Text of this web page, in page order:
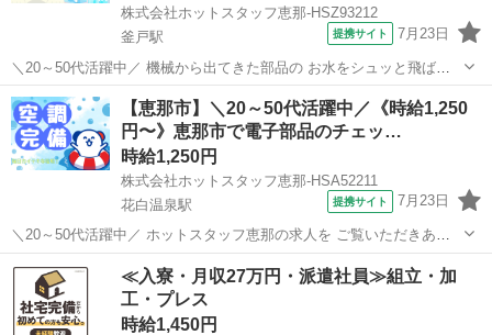
株式会社ホットスタッフ恵那-HSZ93212
釜戸駅
提携サイト 7月23日
＼20～50代活躍中／ 機械から出てきた部品の お水をシュッと飛ばし
たり◎ キズがないかチェックして、箱に詰めていく 簡単な繰り返し作
業です! サポート体制バツグン!★ 『未経験から挑戦したい』 『製造の
お仕事に興味がある...
岐阜 恵那市 釜戸駅
【恵那市】＼20～50代活躍中／《時給1,250
円〜》恵那市で電子部品のチェッ…
時給1,250円
株式会社ホットスタッフ恵那-HSA52211
花白温泉駅
提携サイト 7月23日
＼20～50代活躍中／ ホットスタッフ恵那の求人を ご覧いただきあり
がとうございます▼・ω・▽ / 日勤帯でも相談可能!! ＼ 冷暖房完備で
環境良し◎ 大人数での作業ではありません! 一人作業になることもあ
るので ...
岐阜 恵那市 花白温泉駅 工場
≪入寮・月収27万円・派遣社員≫組立・加
工・プレス
時給1,450円